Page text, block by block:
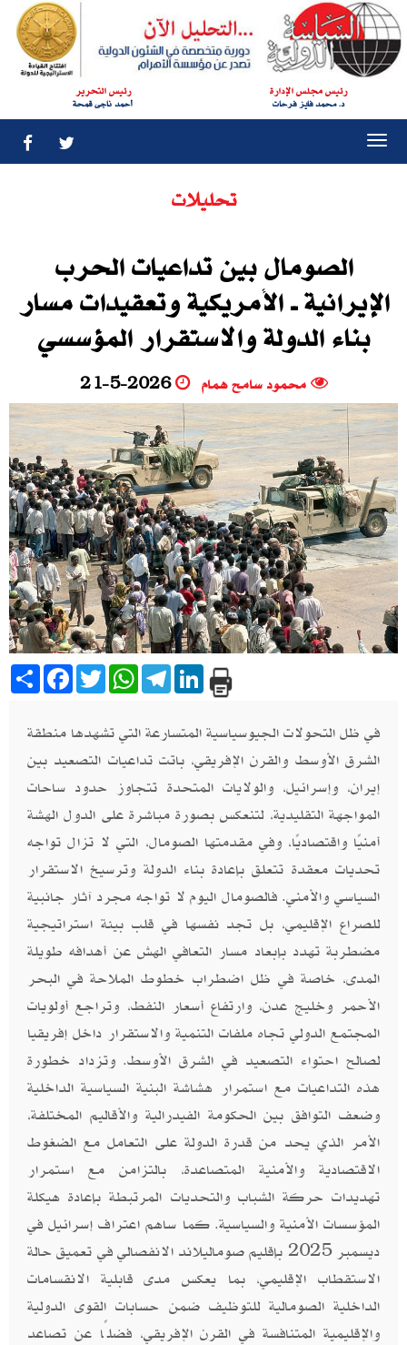
رئيس مجلس الإدارة
د. محمد فايز فرحات
رئيس التحرير
أحمد ناجى قمحة
تحليلات
الصومال بين تداعيات الحرب
الإيرانية ــ الأمريكية وتعقيدات مسار
بناء الدولة والاستقرار المؤسسي
محمود سامح همام 21-5-2026
Share Facebook
TwitterWhatsAppTelegramLinkedIn
في ظل التحولات الجيوسياسية المتسارعة التي تشهدها منطقة
الشرق الأوسط والقرن الإفريقي، باتت تداعيات التصعيد بين
إيران، وإسرائيل، والولايات المتحدة تتجاوز حدود ساحات
المواجهة التقليدية، لتنعكس بصورة مباشرة على الدول الهشة
أمنيًا واقتصاديًا، وفي مقدمتها الصومال، التي لا تزال تواجه
تحديات معقدة تتعلق بإعادة بناء الدولة وترسيخ الاستقرار
السياسي والأمني. فالصومال اليوم لا تواجه مجرد آثار جانبية
للصراع الإقليمي، بل تجد نفسها في قلب بيئة استراتيجية
مضطربة تهدد بإبعاد مسار التعافي الهش عن أهدافه طويلة
المدى، خاصة في ظل اضطراب خطوط الملاحة في البحر
الأحمر وخليج عدن، وارتفاع أسعار النفط، وتراجع أولويات
المجتمع الدولي تجاه ملفات التنمية والاستقرار داخل إفريقيا
لصالح احتواء التصعيد في الشرق الأوسط. وتزداد خطورة
هذه التداعيات مع استمرار هشاشة البنية السياسية الداخلية
وضعف التوافق بين الحكومة الفيدرالية والأقاليم المختلفة،
الأمر الذي يحد من قدرة الدولة على التعامل مع الضغوط
الاقتصادية والأمنية المتصاعدة، بالتزامن مع استمرار
تهديدات حركة الشباب والتحديات المرتبطة بإعادة هيكلة
المؤسسات الأمنية والسياسية. كما ساهم اعتراف إسرائيل في
ديسمبر 2025 بإقليم صوماليلاند الانفصالي في تعميق حالة
الاستقطاب الإقليمي، بما يعكس مدى قابلية الانقسامات
الداخلية الصومالية للتوظيف ضمن حسابات القوى الدولية
والإقليمية المتنافسة في القرن الإفريقي، فضلًا عن تصاعد